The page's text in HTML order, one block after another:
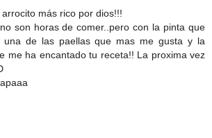
más rico por dios!!!
son horas de comer..pero con la pinta que
una de las paellas que mas me gusta y la
me ha encantado tu receta!! La proxima vez